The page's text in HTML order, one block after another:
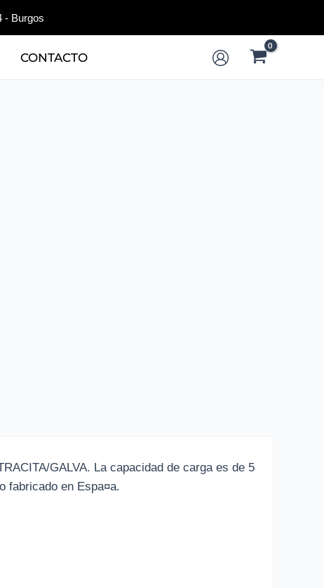
- Burgos
CONTACTO
GALVA. La capacidad de carga es de 5
fabricado en Espa¤a.